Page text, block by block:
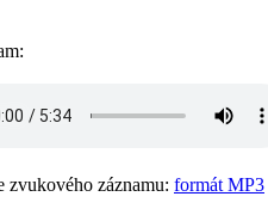
zvukového záznamu: formát MP3